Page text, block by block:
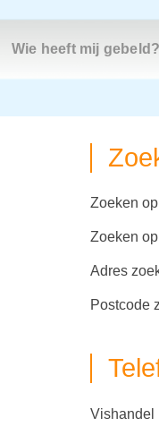
Wie heeft mij gebeld?
zoeken
zoeken
adres
postcode
Vishandel